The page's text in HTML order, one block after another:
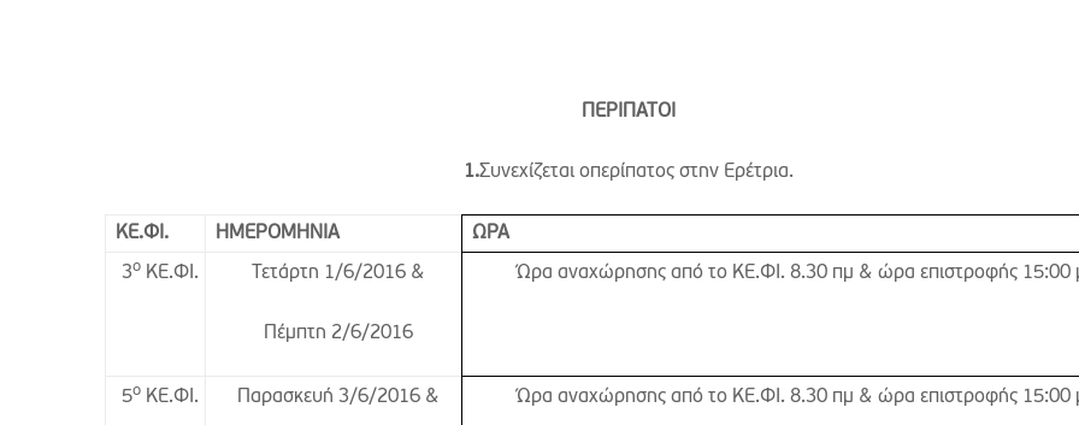
ΠΕΡΙΠΑΤΟ
1.Συνεχίζεται οπερίπατος στην Ερέτρια.
ΚΕ.ΦΙ. ΗΜΕΡΟΜΗΝΙΑ ΩΡΑ
3οΚΕ.ΦΙ. Τετάρτη 1/6/2016 &
Πέμπτη 2/6/2016
Ώρα αναχώρησης από το ΚΕ.ΦΙ. 8.30 πμ & ώρα επιστροφής 15:00
5οΚΕ.ΦΙ. Παρασκευή 3/6/2016 & Ώρα αναχώρησης από το ΚΕ.ΦΙ. 8.30 πμ & ώρα επιστροφής 15:00